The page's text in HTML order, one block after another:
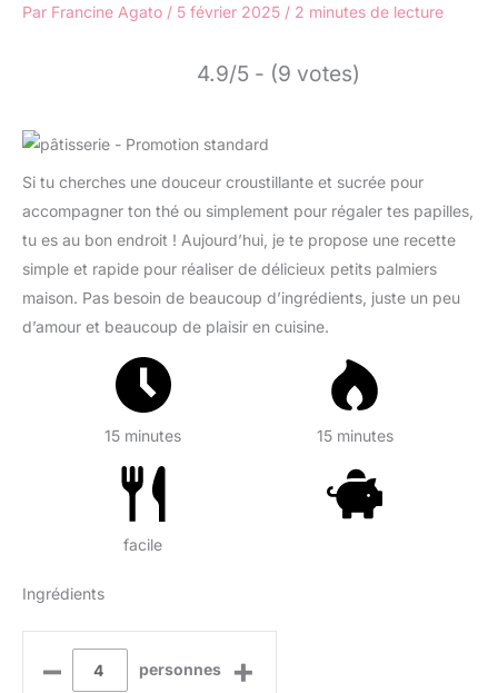
Par Francine Agato / 5 février 2025 / 2 minutes de lecture
4.9/5 - (9 votes)
Si tu cherches une douceur croustillante et sucrée pour
accompagner ton thé ou simplement pour régaler tes papilles,
tu es au bon endroit ! Aujourd’hui, je te propose une recette
simple et rapide pour réaliser de délicieux petits palmiers
maison. Pas besoin de beaucoup d’ingrédients, juste un peu
d’amour et beaucoup de plaisir en cuisine.
15 minutes 15 minutes
facile
Ingrédients
– personnes +